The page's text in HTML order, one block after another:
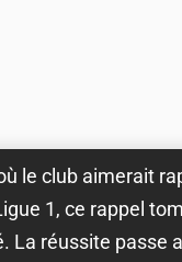
le club aimerait
1, ce rappel
La réussite passe